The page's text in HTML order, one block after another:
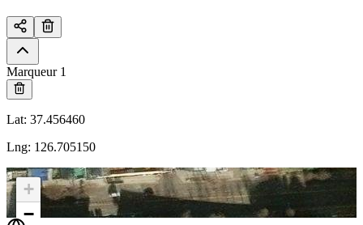
Marqueur 1
Lat: 37.456460
Lng: 126.705150
+
−